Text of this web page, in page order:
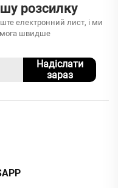
розсилку
електронний лист, і ми
швидше
Надіслати
зараз